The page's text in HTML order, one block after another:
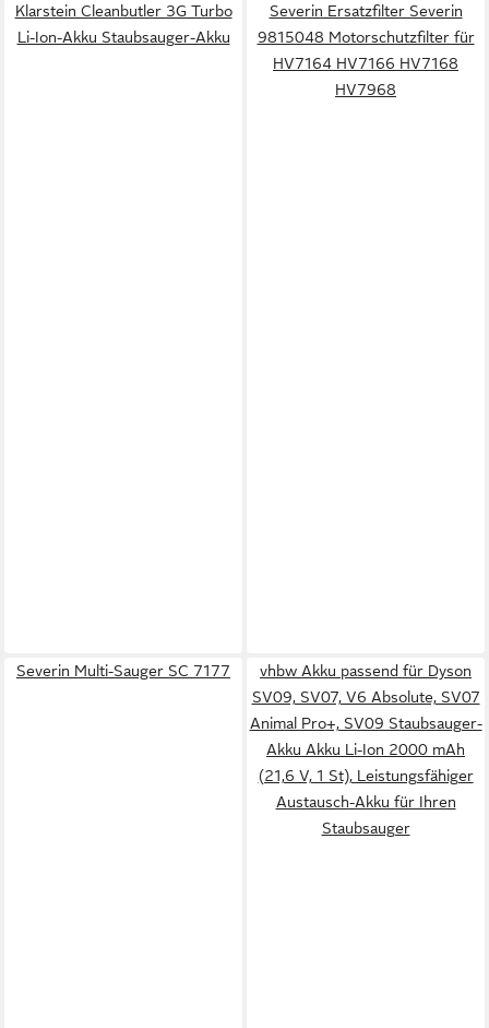
Klarstein Cleanbutler 3G Turbo
Li-Ion-Akku Staubsauger-Akku
Severin Ersatzfilter Severin
9815048 Motorschutzfilter für
HV7164 HV7166 HV7168
HV7968
Severin Multi-Sauger SC 7177
vhbw Akku passend für Dyson
SV09, SV07, V6 Absolute, SV07
Animal Pro+, SV09 Staubsauger-
Akku Akku Li-Ion 2000 mAh
(21,6 V, 1 St), Leistungsfähiger
Austausch-Akku für Ihren
Staubsauger